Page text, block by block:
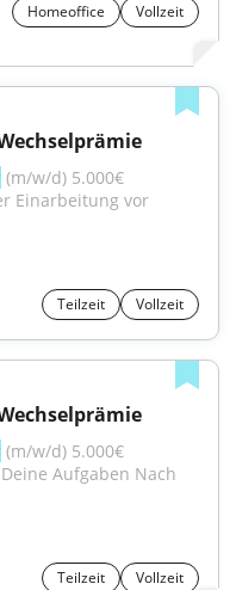
Homeoffice
Vollzeit
(m/w/d) 5.000€
Einarbeitung vor
Teilzeit Vollzeit
(m/w/d) 5.000€
Aufgaben Nach
Teilzeit Vollzeit